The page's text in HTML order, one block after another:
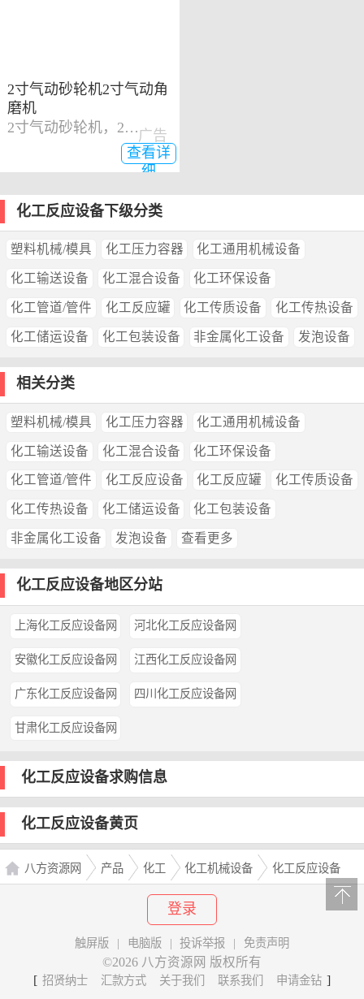
2寸气动砂轮机2寸气动角
磨机
2寸气动砂轮机，2寸气动角磨机
查看详
细
广告
化工反应设备下级分类
塑料机械/模具 化工压力容器 化工通用机械设备
化工输送设备 化工混合设备 化工环保设备
化工管道/管件 化工反应罐 化工传质设备 化工传热设备
化工储运设备 化工包装设备 非金属化工设备 发泡设备
相关分类
塑料机械/模具 化工压力容器 化工通用机械设备
化工输送设备 化工混合设备 化工环保设备
化工管道/管件 化工反应设备 化工反应罐 化工传质设备
化工传热设备 化工储运设备 化工包装设备
非金属化工设备 发泡设备 查看更多
化工反应设备地区分站
上海化工反应设备网 河北化工反应设备网
安徽化工反应设备网 江西化工反应设备网
广东化工反应设备网 四川化工反应设备网
甘肃化工反应设备网
化工反应设备求购信息
化工反应设备黄页
八方资源网 产品 化工 化工机械设备 化工反应设备
登录
触屏版 | 电脑版 | 投诉举报 | 免责声明
©2026 八方资源网 版权所有
[ 招贤纳士 汇款方式 关于我们 联系我们 申请金钻 ]